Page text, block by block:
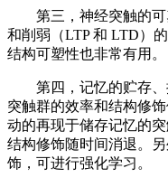
第三，神经突触的可
和削弱（LTP 和 LTD）
结构可塑性也非常有用。
第四，记忆的贮存、
突触群的效率和结构修
动的再现于储存记忆的
结构修饰随时间消退。
饰，可进行强化学习。